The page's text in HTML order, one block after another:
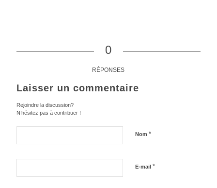
0
RÉPONSES
Laisser un commentaire
Rejoindre la discussion?
N’hésitez pas à contribuer !
Nom *
E-mail *